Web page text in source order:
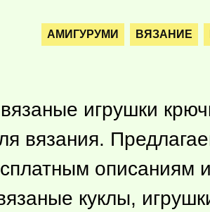
АМИГУРУМИ ВЯЗАНИЕ
игрушки
вязания.
описаниям
куклы,